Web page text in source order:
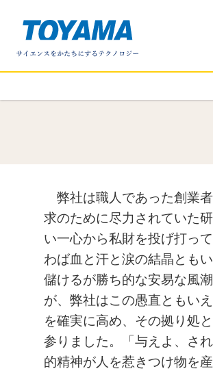
弊社は職人であった創業
求のために尽力されていた
い一心から私財を投げ打っ
わば血と汗と涙の結晶とも
儲けるが勝ち的な安易な風
が、弊社はこの愚直ともい
を確実に高め、その拠り処
参りました。「与えよ、さ
的精神が人を惹きつけ物を